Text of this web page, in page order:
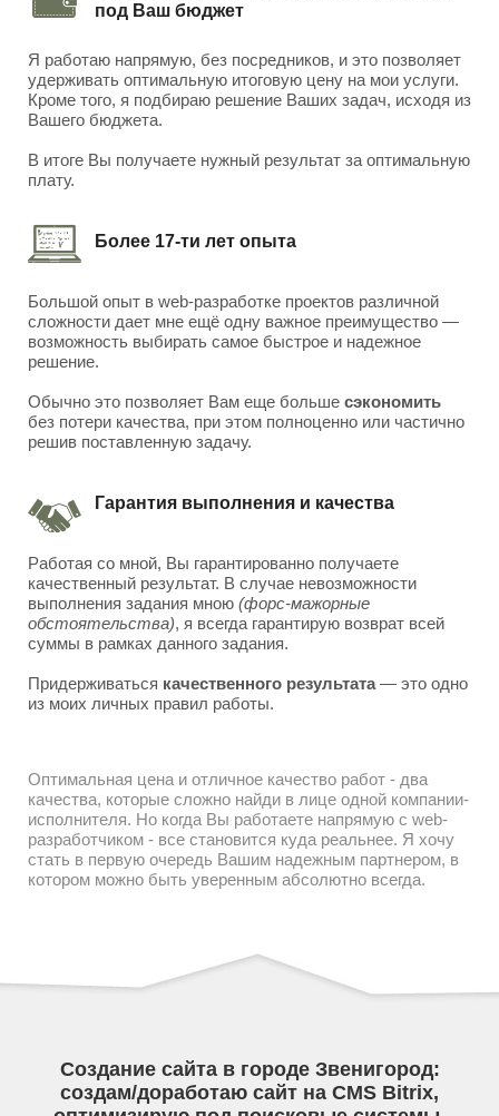
под Ваш бюджет
Я работаю напрямую, без посредников, и это позволяет
удерживать оптимальную итоговую цену на мои услуги.
Кроме того, я подбираю решение Ваших задач, исходя из
Вашего бюджета.
В итоге Вы получаете нужный результат за оптимальную
плату.
Более 17-ти лет опыта
Большой опыт в web-разработке проектов различной
сложности дает мне ещё одну важное преимущество —
возможность выбирать самое быстрое и надежное
решение.
Обычно это позволяет Вам еще больше сэкономить
без потери качества, при этом полноценно или частично
решив поставленную задачу.
Гарантия выполнения и качества
Работая со мной, Вы гарантированно получаете
качественный результат. В случае невозможности
выполнения задания мною (форс-мажорные
обстоятельства), я всегда гарантирую возврат всей
суммы в рамках данного задания.
Придерживаться качественного результата— это одно
из моих личных правил работы.
Оптимальная цена и отличное качество работ - два
качества, которые сложно найди в лице одной компании-
исполнителя. Но когда Вы работаете напрямую с web-
разработчиком - все становится куда реальнее. Я хочу
стать в первую очередь Вашим надежным партнером, в
котором можно быть уверенным абсолютно всегда.
Создание сайта в городе Звенигород:
создам/доработаю сайт на CMS Bitrix,